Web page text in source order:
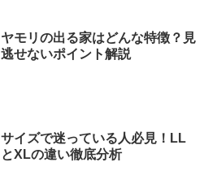
ヤモリの出る家はどんな特徴？見
逃せないポイント解説
サイズで迷っている人必見！LL
とXLの違い徹底分析